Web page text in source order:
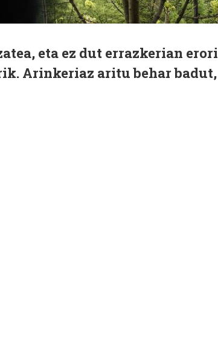
eta ez dut errazkerian erori
Arinkeriaz aritu behar badut,